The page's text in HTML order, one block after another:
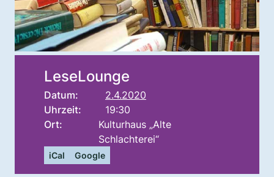
LeseLounge
Datum:
2.4.2020
Uhrzeit:
19:30
Ort:
Kulturhaus „Alte
Schlachterei“
iCal Google